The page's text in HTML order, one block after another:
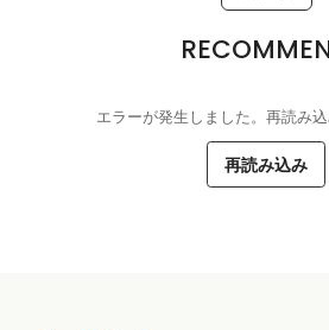
エラーが発生しました。再読み
再読み込み